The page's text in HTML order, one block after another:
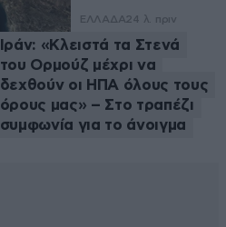
ΕΛΛΑΔΑ24 λ. πριν
Ιράν: «Κλειστά τα Στενά
του Ορμούζ μέχρι να
δεχθούν οι ΗΠΑ όλους τους
όρους μας» – Στο τραπέζι
συμφωνία για το άνοιγμα